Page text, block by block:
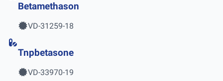
Betamethason
VD-31259-18
Tnpbetasone
VD-33970-19